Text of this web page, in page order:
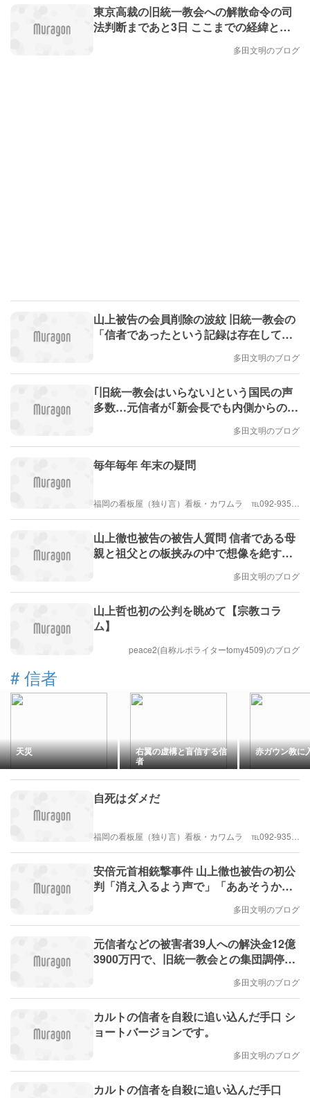
東京高裁の旧統一教会への解散命令の司
法判断まであと3日 ここまでの経緯と、
多田文明のブログ
山上被告の会員削除の波紋 旧統一教会の
「信者であったという記録は存在してお
多田文明のブログ
｢旧統一教会はいらない｣という国民の声
多数…元信者が｢新会長でも内側からの改
多田文明のブログ
毎年毎年 年末の疑問
山上徹也被告の被告人質問 信者である母
親と祖父との板挟みの中で想像を絶する
多田文明のブログ
山上哲也初の公判を眺めて【宗教コラ
ム】
peace2(自称ルポライターtomy4509)のブログ
# 信者
天災 右翼の虚構と盲信する信
者
赤ガウン教に
自死はダメだ
安倍元首相銃撃事件 山上徹也被告の初公
判「消え入るよう声で」「ああそうか」
多田文明のブログ
元信者などの被害者39人への解決金12億
3900万円で、旧統一教会との集団調停成
多田文明のブログ
カルトの信者を自殺に追い込んだ手口 シ
ョートバージョンです。
多田文明のブログ
カルトの信者を自殺に追い込んだ手口